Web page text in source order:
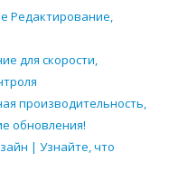
Редактирование,
для скорости,
производительность,
обновления!
| Узнайте, что